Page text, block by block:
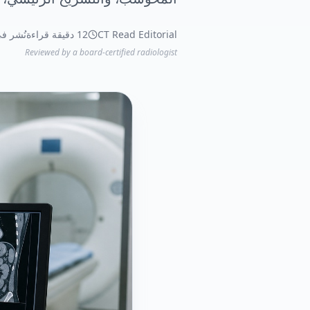
CT Read Editorial 12 دقيقة قراءة نُشر في
Reviewed by a board-certified radiologist